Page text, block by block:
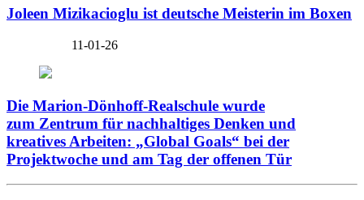
Joleen Mizikacioglu ist deutsche Meisterin im Boxen
11-01-26
Die Marion-Dönhoff-Realschule wurde
zum Zentrum für nachhaltiges Denken und
kreatives Arbeiten: „Global Goals“ bei der
Projektwoche und am Tag der offenen Tür